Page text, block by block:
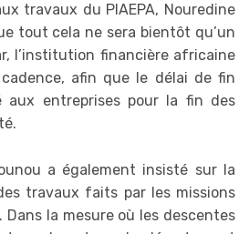
travaux du PIAEPA, Nouredine
tout cela ne sera bientôt qu’un
l’institution financière africaine
afin que le délai de fin
aux entreprises pour la fin des
a également insisté sur la
travaux faits par les missions
la mesure où les descentes